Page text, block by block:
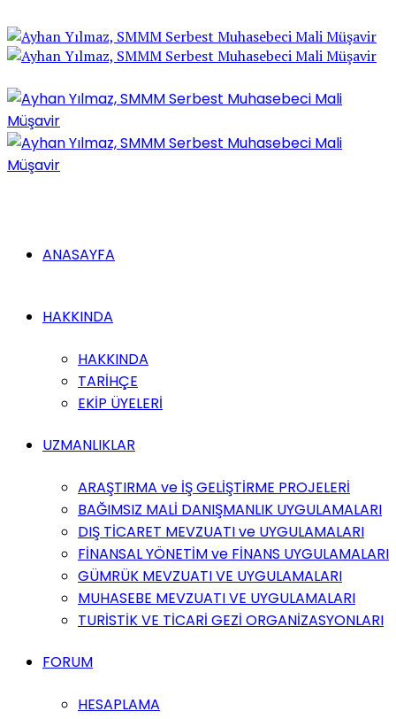
ANASAYFA
HAKKINDA
HAKKINDA
TARİHÇE
EKİP ÜYELERİ
UZMANLIKLAR
ARAŞTIRMA ve İŞ GELİŞTİRME PROJELERİ
BAĞIMSIZ MALİ DANIŞMANLIK UYGULAMALARI
DIŞ TİCARET MEVZUATI ve UYGULAMALARI
FİNANSAL YÖNETİM ve FİNANS UYGULAMALARI
GÜMRÜK MEVZUATI VE UYGULAMALARI
MUHASEBE MEVZUATI VE UYGULAMALARI
TURİSTİK VE TİCARİ GEZİ ORGANİZASYONLARI
FORUM
HESAPLAMA